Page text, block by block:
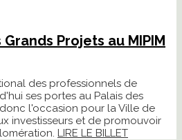
Projets au MIPIM
des professionnels de
ses portes au Palais des
donc l'occasion pour la Ville de
investisseurs et de promouvoir
LIRE LE BILLET